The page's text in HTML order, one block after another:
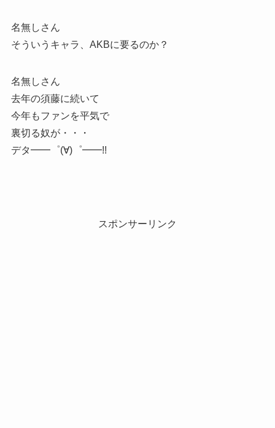
名無しさん
そういうキャラ、AKBに要るのか？
名無しさん
去年の須藤に続いて
今年もファンを平気で
裏切る奴が・・・
デタ━━゜(∀)゜━━!!
スポンサーリンク